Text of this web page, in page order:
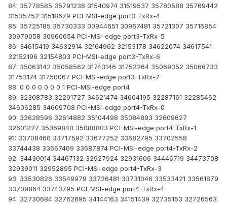
84: 35778585 35791236 31540974 31519537 35780588 35769442
31535752 31518679 PCI-MSI-edge port3-TxRx-4
85: 35725185 35730333 30944651 30967481 35721307 35716854
30979058 30960654 PCI-MSI-edge port3-TxRx-5
86: 34615419 34632914 32164962 32153178 34622074 34617541
32152196 32154803 PCI-MSI-edge port3-TxRx-6
87: 35063142 35058562 31743146 31752264 35069352 35066733
31753174 31750067 PCI-MSI-edge port3-TxRx-7
88: 0 0 0 0 0 0 0 1 PCI-MSI-edge port4
89: 32308783 32291727 34621474 34604195 32287161 32285462
34606285 34609708 PCI-MSI-edge port4-TxRx-0
90: 32628596 32614882 35104498 35084893 32609627
32601227 35069840 35088803 PCI-MSI-edge port4-TxRx-1
91: 33708460 33717592 33677252 33682795 33702558
33744438 33667469 33687874 PCI-MSI-edge port4-TxRx-2
92: 34430014 34467132 32927924 32931606 34446719 34473708
32939011 32952895 PCI-MSI-edge port4-TxRx-3
93: 33530826 33549979 33726481 33731046 33533421 33561879
33709864 33743795 PCI-MSI-edge port4-TxRx-4
94: 32730684 32762695 34144163 34151439 32735153 32726563